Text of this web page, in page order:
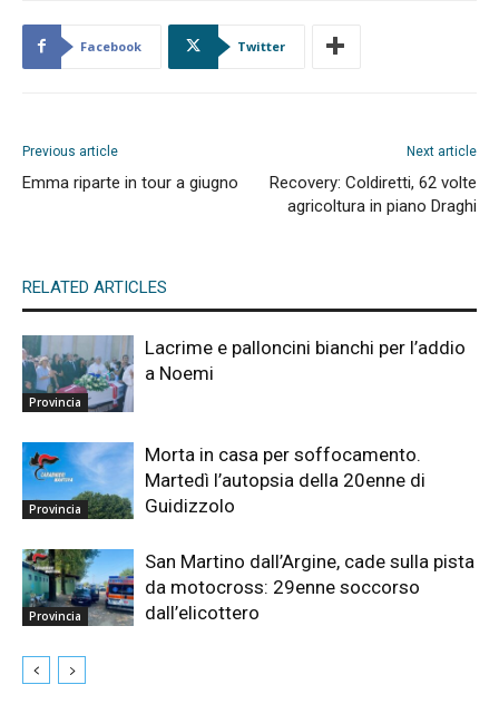
Facebook Twitter
Previous article
Emma riparte in tour a giugno
Next article
Recovery: Coldiretti, 62 volte
agricoltura in piano Draghi
RELATED ARTICLES
Provincia
Lacrime e palloncini bianchi per l’addio
a Noemi
Provincia
Morta in casa per soffocamento.
Martedì l’autopsia della 20enne di
Guidizzolo
Provincia
San Martino dall’Argine, cade sulla pista
da motocross: 29enne soccorso
dall’elicottero